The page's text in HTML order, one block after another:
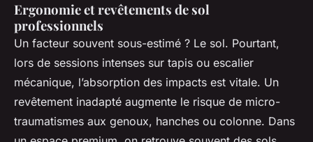
Ergonomie et revêtements de sol
professionnels
Un facteur souvent sous-estimé ? Le sol. Pourtant,
lors de sessions intenses sur tapis ou escalier
mécanique, l’absorption des impacts est vitale. Un
revêtement inadapté augmente le risque de micro-
traumatismes aux genoux, hanches ou colonne. Dans